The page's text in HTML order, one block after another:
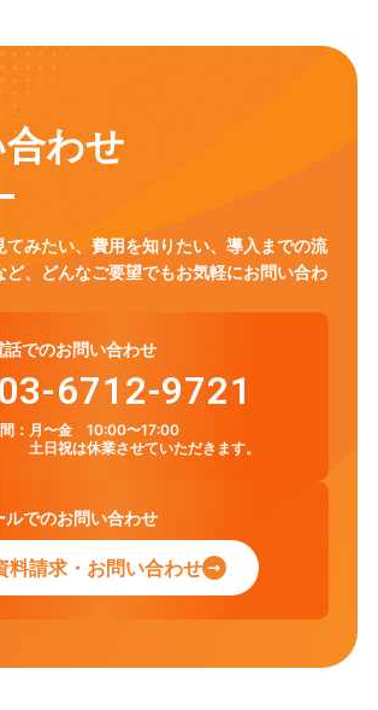
わせ
てみたい、費用を知りたい、導入までの流
、
どんなご要望でもお気軽にお問い合わ
話でのお問い合わせ
03-6712-9721
： 月〜金 10:00〜17:00
土日祝は休業させていただきます。
ルでのお問い合わせ
料請求・お問い合わせ